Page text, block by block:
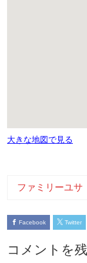
大きな地図で見る
ファミリーユサ
Facebook Twitter
コメントを